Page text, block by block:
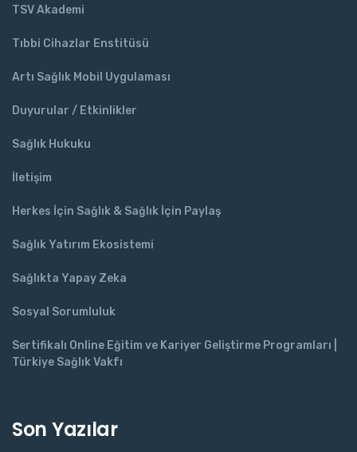
TSV Akademi
Tıbbi Cihazlar Enstitüsü
Artı Sağlık Mobil Uygulaması
Duyurular / Etkinlikler
Sağlık Hukuku
İletişim
Herkes İçin Sağlık & Sağlık İçin Paylaş
Sağlık Yatırım Ekosistemi
Sağlıkta Yapay Zeka
Sosyal Sorumluluk
Sertifikalı Online Eğitim ve Kariyer Geliştirme Programları |
Türkiye Sağlık Vakfı
Son Yazılar